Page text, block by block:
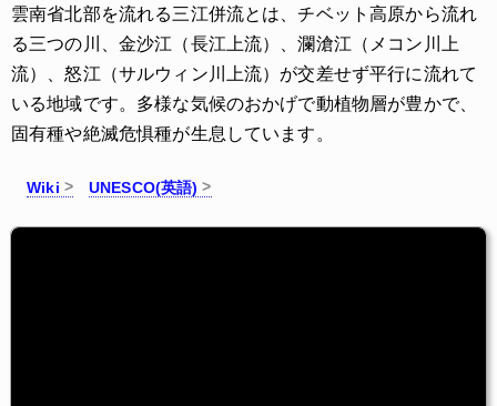
雲南省北部を流れる三江併流とは、チベット高原から流れ
る三つの川、金沙江（長江上流）、瀾滄江（メコン川上
流）、怒江（サルウィン川上流）が交差せず平行に流れて
いる地域です。多様な気候のおかげで動植物層が豊かで、
固有種や絶滅危惧種が生息しています。
Wiki UNESCO(英語)